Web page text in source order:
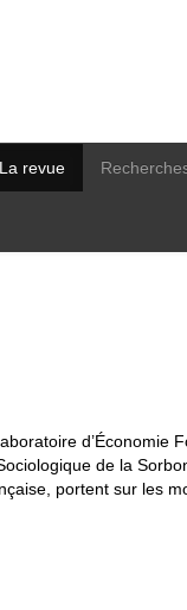
La revue
d’Économie
de la
portent sur les